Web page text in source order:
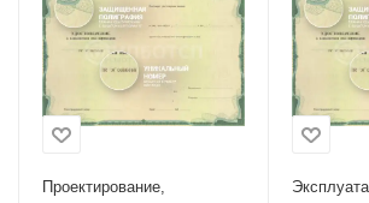
Проектирование,